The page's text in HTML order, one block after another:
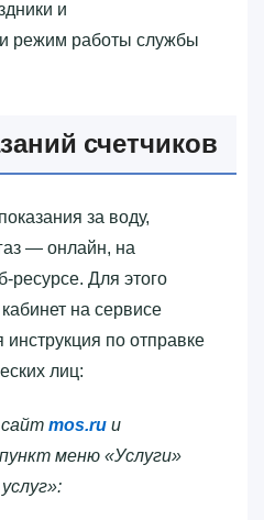
и
режим работы службы
счетчиков
за воду,
— онлайн, на
ресурсе. Для этого
на сервисе
по отправке
лиц:
mos.ru и
меню «Услуги»